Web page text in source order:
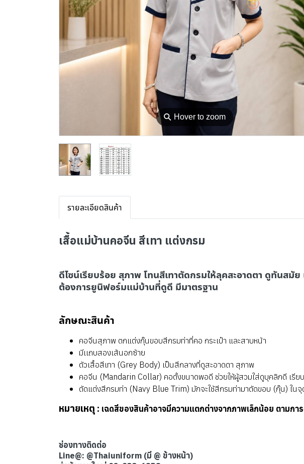
⚲ Hover to zoom
รายละเอียดสินค้า
เสื้อแม่บ้านคอจีน สีเทา แต่งกรม
ดีไซน์เรียบร้อย สุภาพ โทนสีเทาตัดกรมให้ลุคสะอาดตา ดูทันสมั
ต้องการยูนิฟอร์มแม่บ้านที่ดูดี มีมาตรฐาน
ลักษณะสินค้า
คอจีนสุภาพ ตกแต่งกุ๊นขอบสีกรมท่าที่คอ กระเป๋า และสาบหน้า
มีเเถบสองเส้นอกซ้าย
ตัวเสื้อสีเทา (Grey Body) เป็นสีกลางที่ดูสะอาดตา สุภาพ
คอจีน (Mandarin Collar) คอตั้งขนาดพอดี ช่วยให้ผู้สวมใส่ดูบุคลิกดี เรียบ
ตัดแต่งสีกรมท่า (Navy Blue Trim) มักจะใช้สีกรมท่ามาตัดขอบ (กุ๊น) ใน
หมายเหตุ : เฉดสีของสินค้าอาจมีความแตกต่างจากภาพเล็กน้อย ตามก
ช่องทางติดต่อ
Line@: @Thaiuniform (มี @ ข้างหน้า)